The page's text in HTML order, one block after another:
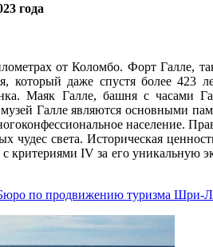
года
от Коломбо. Форт Галле,
который даже спустя более
Маяк Галле, башня с часами
Галле являются основными
население.
чудес света. Историческая
с критериями IV за его
по продвижению туризма Шри-